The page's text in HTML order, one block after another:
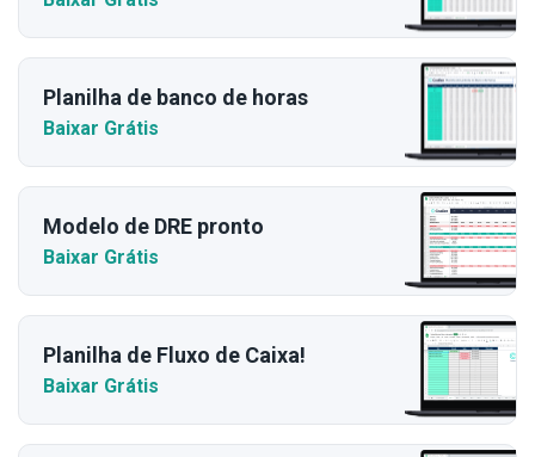
Planilha de banco de horas
Baixar Grátis
Modelo de DRE pronto
Baixar Grátis
Planilha de Fluxo de Caixa!
Baixar Grátis